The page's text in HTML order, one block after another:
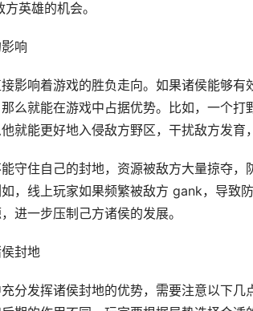
英雄的机会。
响
影响着游戏的胜负走向。如果诸侯能够
么就能在游戏中占据优势。比如，一个
就能更好地入侵敌方野区，干扰敌方发育
守住自己的封地，资源被敌方大量掠夺
，线上玩家如果频繁被敌方 gank，导致
进一步压制己方诸侯的发展。
封地
分发挥诸侯封地的优势，需要注意以下